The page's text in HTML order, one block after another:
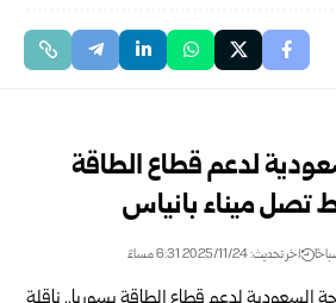
لدعم قطاع الطاقة
تصل ميناء بانياس
اخر تحديث: 2025/11/24 6:31 مساءً